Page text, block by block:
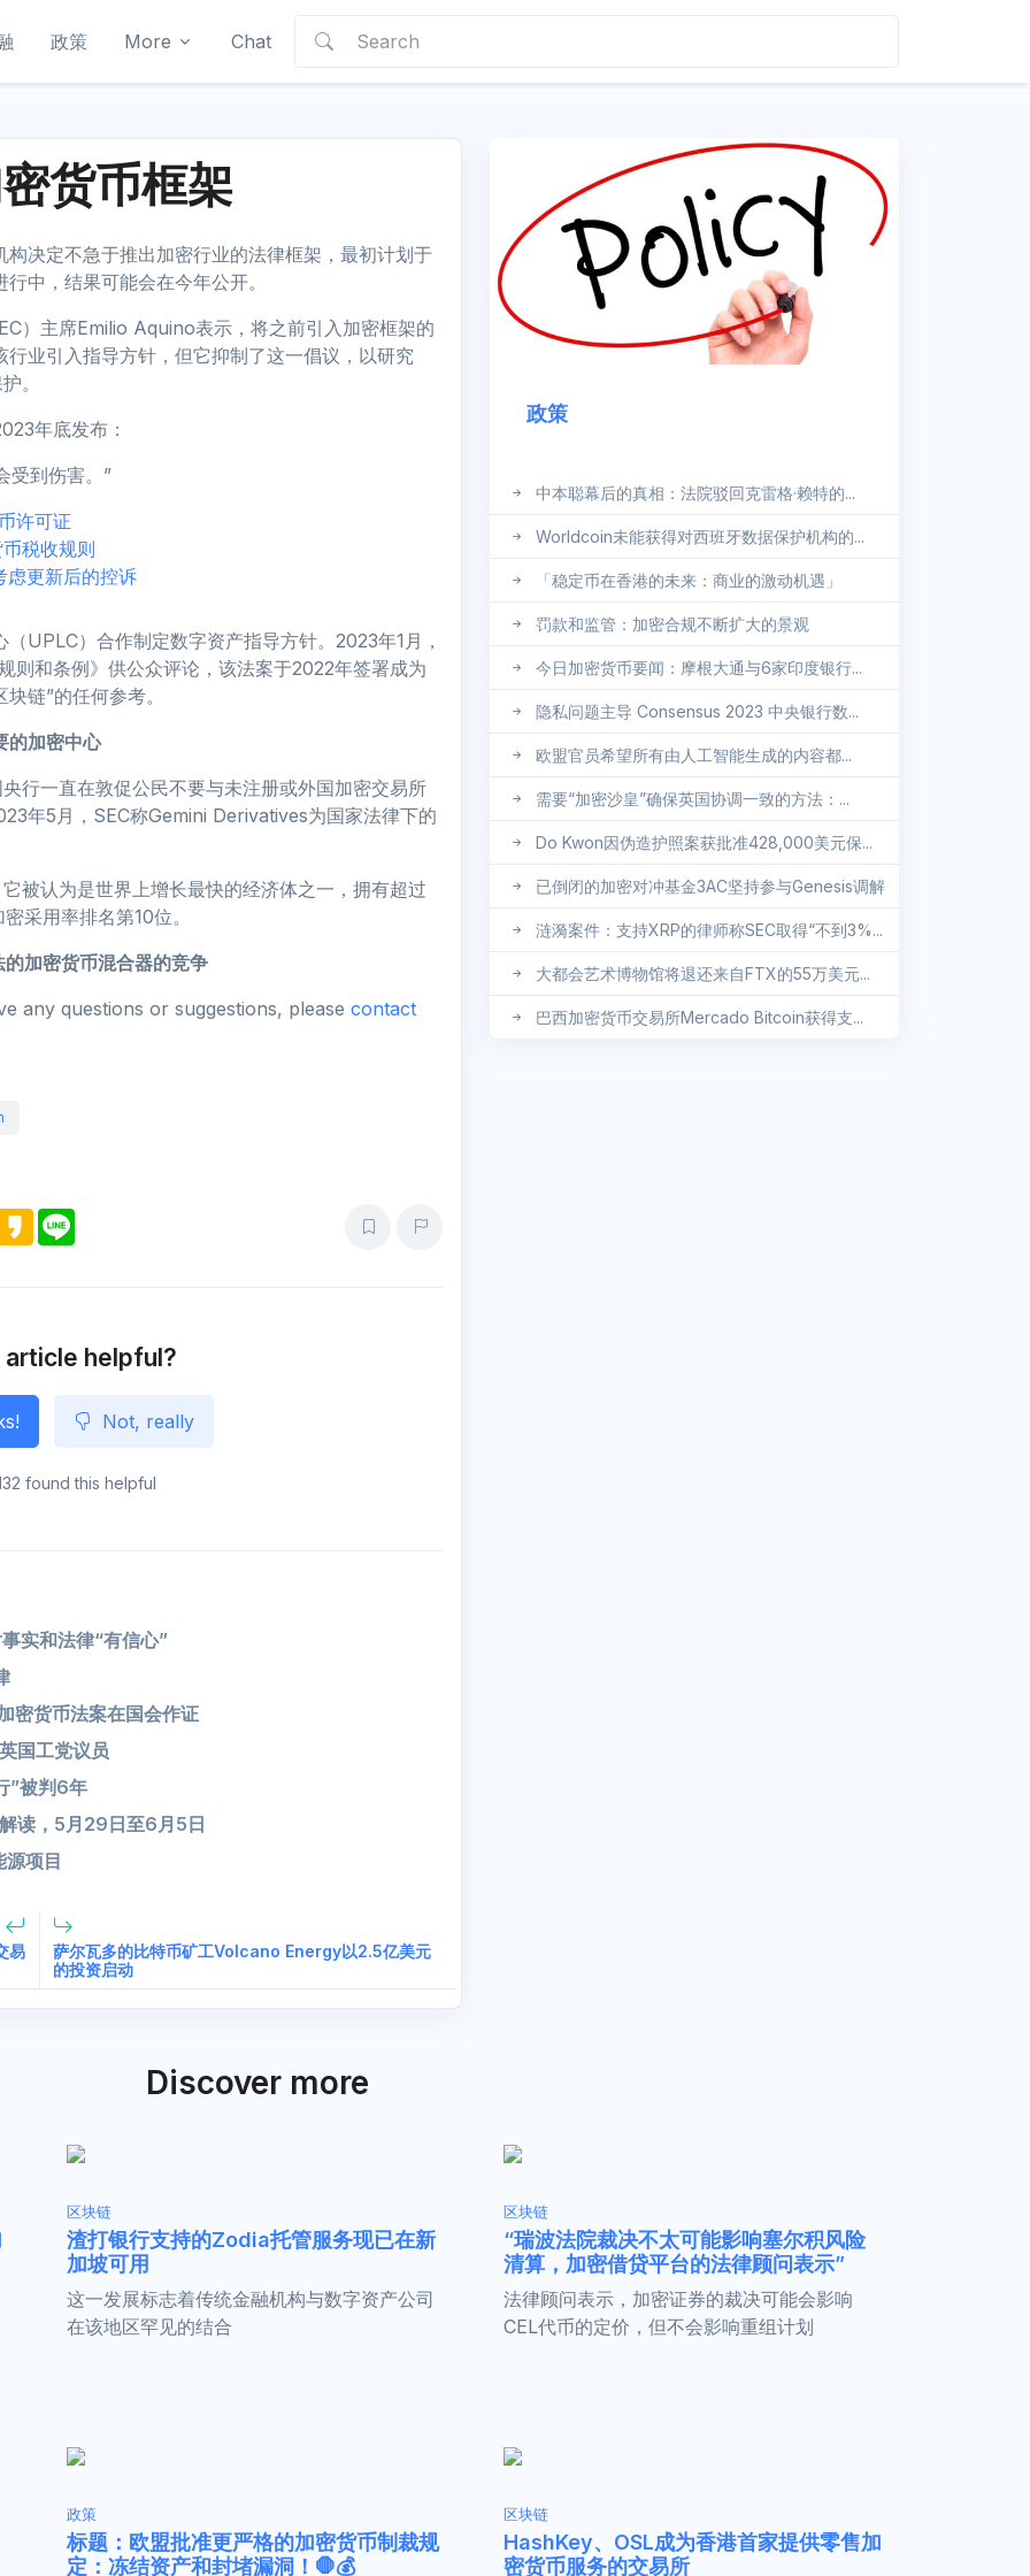
政策 More Chat
货币框架
决定不急于推出加密行业的法律框架，最初计划于
中，结果可能会在今年公开。
）主席Emilio Aquino表示，将之前引入加密框架的
业引入指导方针，但它抑制了这一倡议，以研究
。
年底发布：
受到伤害。”
许可证
税收规则
虑更新后的控诉
UPLC）合作制定数字资产指导方针。2023年1月，
则和条例》供公众评论，该法案于2022年签署成为
链”的任何参考。
的加密中心
行一直在敦促公民不要与未注册或外国加密交易所
年5月，SEC称Gemini Derivatives为国家法律下的
被认为是世界上增长最快的经济体之一，拥有超过
采用率排名第10位。
加密货币混合器的竞争
any questions or suggestions, please contact
K
a
article helpful?
Not, really
found this helpful
实和法律“有信心”
密货币法案在国会作证
国工党议员
”被判6年
读，5月29日至6月5日
项目
易
萨尔瓦多的比特币矿工Volcano Energy以2.5亿美元
的投资启动
政策
中本聪幕后的真相：法院驳回克雷格·赖特的...
Worldcoin未能获得对西班牙数据保护机构的...
「稳定币在香港的未来：商业的激动机遇」
罚款和监管：加密合规不断扩大的景观
今日加密货币要闻：摩根大通与6家印度银行...
隐私问题主导 Consensus 2023 中央银行数...
欧盟官员希望所有由人工智能生成的内容都...
需要“加密沙皇”确保英国协调一致的方法：...
Do Kwon因伪造护照案获批准428,000美元保...
已倒闭的加密对冲基金3AC坚持参与Genesis调解
涟漪案件：支持XRP的律师称SEC取得“不到3%...
大都会艺术博物馆将退还来自FTX的55万美元...
巴西加密货币交易所Mercado Bitcoin获得支...
Discover more
区块链
渣打银行支持的Zodia托管服务现已在新
加坡可用
这一发展标志着传统金融机构与数字资产公司
在该地区罕见的结合
区块链
“瑞波法院裁决不太可能影响塞尔积风险
清算，加密借贷平台的法律顾问表示”
法律顾问表示，加密证券的裁决可能会影响
CEL代币的定价，但不会影响重组计划
政策
标题：欧盟批准更严格的加密货币制裁规
定：冻结资产和封堵漏洞！🛑💰
区块链
HashKey、OSL成为香港首家提供零售加
密货币服务的交易所